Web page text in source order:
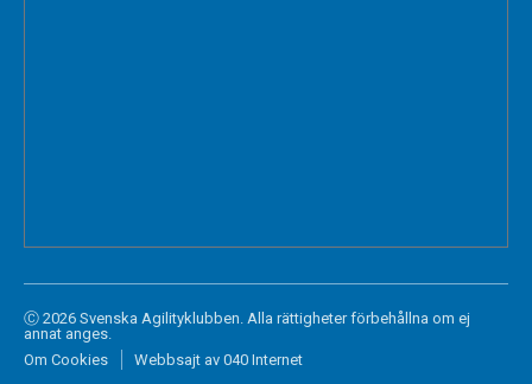
Ⓒ 2026 Svenska Agilityklubben. Alla rättigheter förbehållna om ej
annat anges.
Om Cookies
Webbsajt av 040 Internet